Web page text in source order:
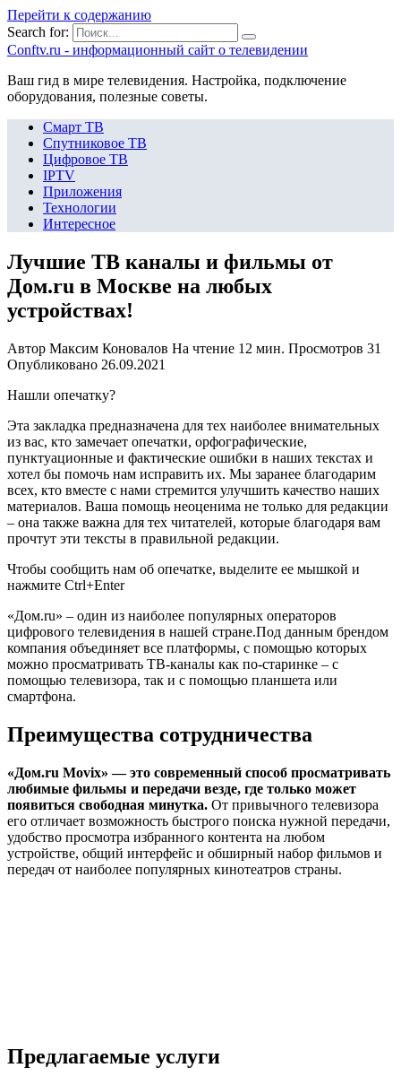
Перейти к содержанию
Search for:
Сonftv.ru - информационный сайт о телевидении
Ваш гид в мире телевидения. Настройка, подключение
оборудования, полезные советы.
Смарт ТВ
Спутниковое ТВ
Цифровое ТВ
IPTV
Приложения
Технологии
Интересное
Лучшие ТВ каналы и фильмы от
Дом.ru в Москве на любых
устройствах!
Автор Максим Коновалов На чтение 12 мин. Просмотров 31
Опубликовано 26.09.2021
Нашли опечатку?
Эта закладка предназначена для тех наиболее внимательных
из вас, кто замечает опечатки, орфографические,
пунктуационные и фактические ошибки в наших текстах и
хотел бы помочь нам исправить их. Мы заранее благодарим
всех, кто вместе с нами стремится улучшить качество наших
материалов. Ваша помощь неоценима не только для редакции
– она также важна для тех читателей, которые благодаря вам
прочтут эти тексты в правильной редакции.
Чтобы сообщить нам об опечатке, выделите ее мышкой и
нажмите Ctrl+Enter
«Дом.ru» – один из наиболее популярных операторов
цифрового телевидения в нашей стране.Под данным брендом
компания объединяет все платформы, с помощью которых
можно просматривать ТВ-каналы как по-старинке – с
помощью телевизора, так и с помощью планшета или
смартфона.
Преимущества сотрудничества
«Дом.ru Movix» — это современный способ просматривать
любимые фильмы и передачи везде, где только может
появиться свободная минутка. От привычного телевизора
его отличает возможность быстрого поиска нужной передачи,
удобство просмотра избранного контента на любом
устройстве, общий интерфейс и обширный набор фильмов и
передач от наиболее популярных кинотеатров страны.
Предлагаемые услуги